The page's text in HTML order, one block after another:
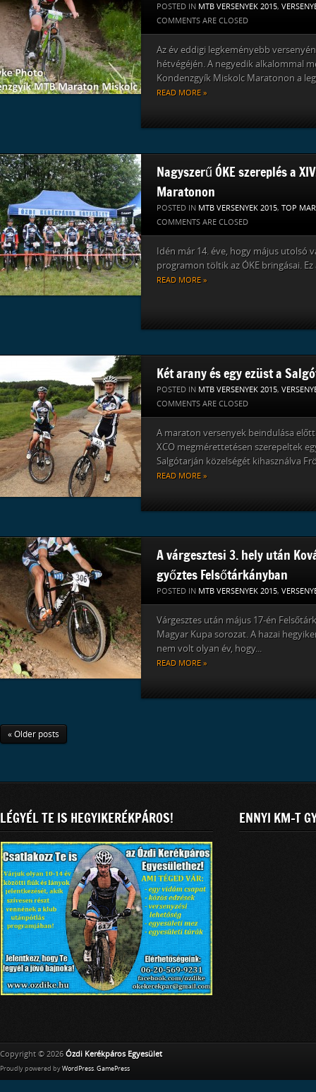
POSTED IN MTB VERSENYEK 2015,
COMMENTS ARE CLOSED
Az év eddigi legkeményebb
hétvégéjén. A negyedik alkalommal
Kondenzgyík Miskolc Maratonon a
READ MORE »
Nagyszerű ÓKE szereplés a
Maratonon
POSTED IN MTB VERSENYEK 2015, TOP
COMMENTS ARE CLOSED
Idén már 14. éve, hogy május utolsó
programon töltik az ÓKE bringásai. Ez
READ MORE »
Két arany és egy ezüst a
POSTED IN MTB VERSENYEK 2015,
COMMENTS ARE CLOSED
A maraton versenyek beindulása
XCO megmérettetésen szerepeltek
Salgótarján közelségét kihasználva
READ MORE »
A várgesztesi 3. hely után
győztes Felsőtárkányban
POSTED IN MTB VERSENYEK 2015,
Várgesztes után május 17-én
Magyar Kupa sorozat. A hazai
nem volt olyan év, hogy...
READ MORE »
« Older posts
LÉGYÉL TE IS HEGYIKERÉKPÁROS! ENNYI KM-T
Copyright © 2026 Ózdi Kerékpáros Egyesület
Proudly powered by WordPress. GamePress